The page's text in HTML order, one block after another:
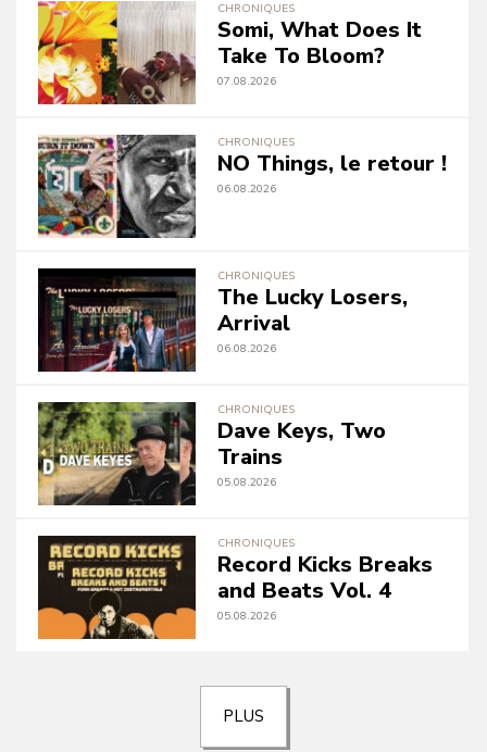
CHRONIQUES
Somi, What Does It
Take To Bloom?
07.08.2026
CHRONIQUES
NO Things, le retour !
06.08.2026
CHRONIQUES
The Lucky Losers,
Arrival
06.08.2026
CHRONIQUES
Dave Keys, Two
Trains
05.08.2026
CHRONIQUES
Record Kicks Breaks
and Beats Vol. 4
05.08.2026
PLUS